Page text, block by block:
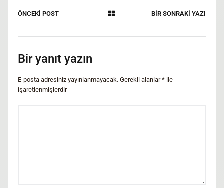
ÖNCEKİ POST BİR SONRAKİ YAZI
Bir yanıt yazın
E-posta adresiniz yayınlanmayacak. Gerekli alanlar* ile
işaretlenmişlerdir